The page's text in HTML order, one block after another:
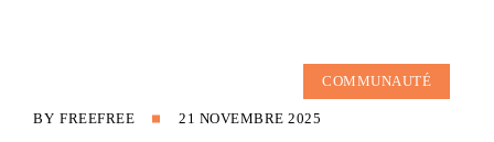
COMMUNAUTÉ
BY FREEFREE 21 NOVEMBRE 2025